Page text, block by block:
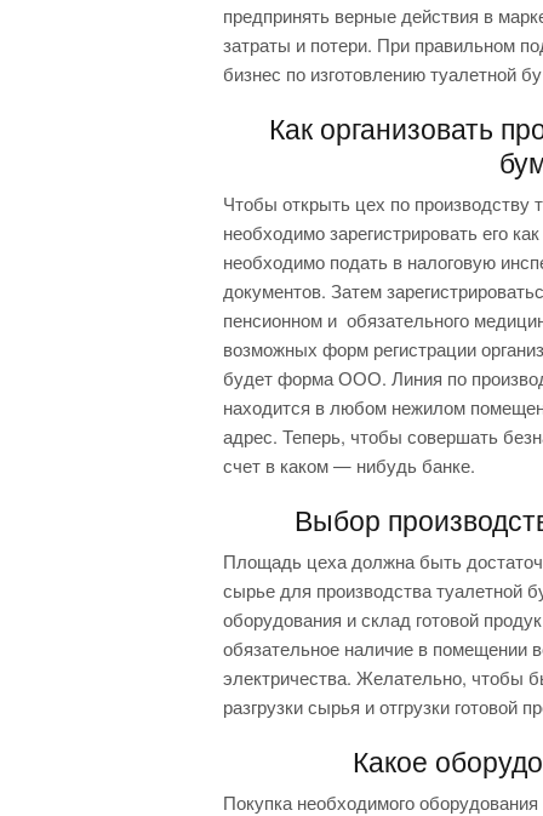
предпринять верные действия в
затраты и потери. При правильном
бизнес по изготовлению туалетной
Как организовать
Чтобы открыть цех по производству
необходимо зарегистрировать его
необходимо подать в налоговую
документов. Затем
пенсионном и обязательного
возможных форм регистрации
будет форма ООО. Линия по
находится в любом нежилом
адрес. Теперь, чтобы совершать
счет в каком — нибудь банке.
Выбор
Площадь цеха должна быть
сырье для производства туалетной
оборудования и склад готовой
обязательное наличие в помещении
электричества. Желательно, чтобы
разгрузки сырья и отгрузки готовой
Какое
Покупка необходимого